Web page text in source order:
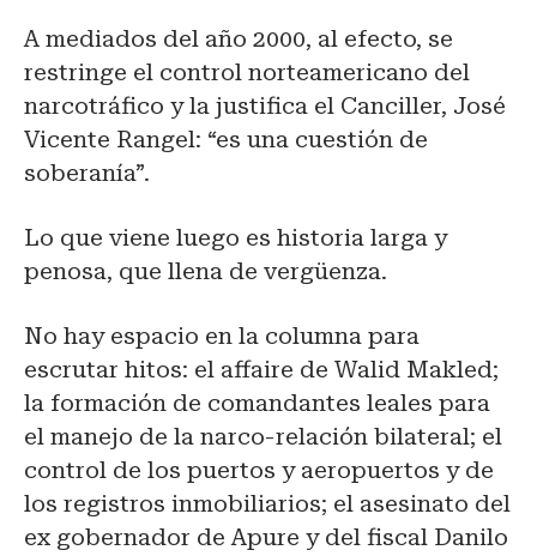
A mediados del año 2000, al efecto, se
restringe el control norteamericano del
narcotráfico y la justifica el Canciller, José
Vicente Rangel: “es una cuestión de
soberanía”.
Lo que viene luego es historia larga y
penosa, que llena de vergüenza.
No hay espacio en la columna para
escrutar hitos: el affaire de Walid Makled;
la formación de comandantes leales para
el manejo de la narco-relación bilateral; el
control de los puertos y aeropuertos y de
los registros inmobiliarios; el asesinato del
ex gobernador de Apure y del fiscal Danilo